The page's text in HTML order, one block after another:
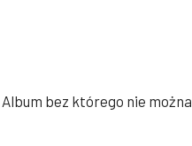
Album bez którego nie można